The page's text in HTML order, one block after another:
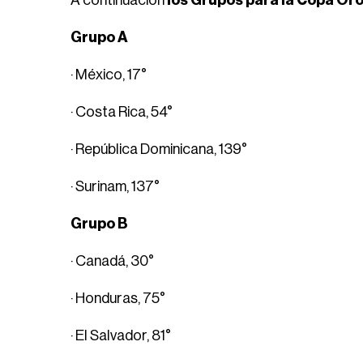
Grupo A
· México, 17°
· Costa Rica, 54°
· República Dominicana, 139°
· Surinam, 137°
Grupo B
· Canadá, 30°
· Honduras, 75°
· El Salvador, 81°